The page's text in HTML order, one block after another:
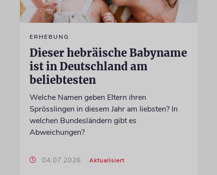
ERHEBUNG
Dieser hebräische Babyname
ist in Deutschland am
beliebtesten
Welche Namen geben Eltern ihren
Sprösslingen in diesem Jahr am liebsten? In
welchen Bundesländern gibt es
Abweichungen?
04.07.2026 Aktualisiert